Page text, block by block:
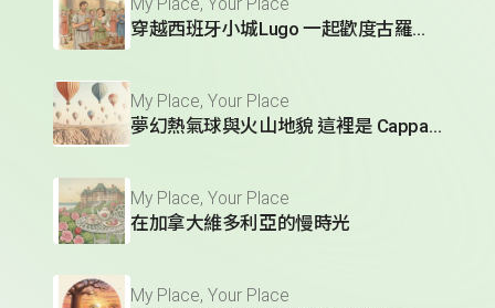
My Place, Your Place
穿越西班牙小城Lugo 一起歡度古羅馬節慶
My Place, Your Place
夢幻熱氣球與火山地貌 這裡是 Cappadocia
My Place, Your Place
在加拿大維多利亞的慢時光
My Place, Your Place